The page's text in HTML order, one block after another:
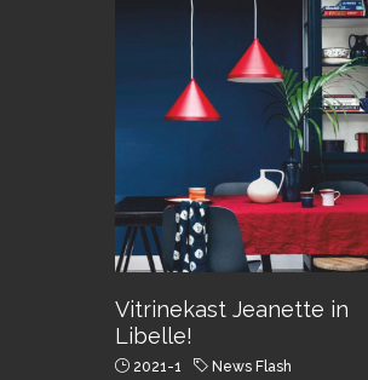
Vitrinekast Jeanette in
Libelle!
2021-1 News Flash